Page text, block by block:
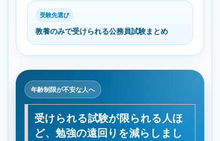
受験先選び
教養のみで受けられる公務員試験まとめ
年齢制限が不安な人へ
受けられる試験が限られる人ほ
ど、勉強の遠回りを減らしまし